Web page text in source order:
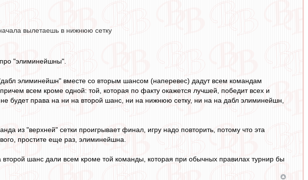
вылетаешь в нижнюю сетку
про "элиминейшны".
элиминейшн" вместе со вторым шансом (наперевес) дадут всем командам
всем кроме одной: той, которая по факту окажется лучшей, победит всех и
будет права на ни на второй шанс, ни на нижнюю сетку, ни на на дабл элиминейшн,
из "верхней" сетки проигрывает финал, игру надо повторить, потому что эта
простите еще раз, элиминейшна.
второй шанс дали всем кроме той команды, которая при обычных правилах турнир бы